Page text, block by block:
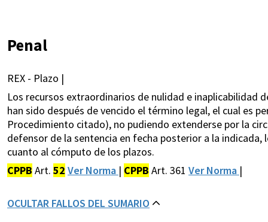
Penal
REX - Plazo |
Los recursos extraordinarios de nulidad e inaplicabilidad
han sido después de vencido el término legal, el cual es
Procedimiento citado), no pudiendo extenderse por la
defensor de la sentencia en fecha posterior a la
cuanto al cómputo de los plazos.
CPPB Art. 52 Ver Norma | CPPB Art. 361 Ver Norma |
OCULTAR FALLOS DEL SUMARIO